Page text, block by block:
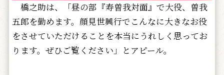
橋之助は、「昼の部『寿曽我対面』で大役、曽我
五郎を勤めます。顔見世興行でこんなに大きなお役
をさせていただけることを本当にうれしく思ってお
ります。ぜひご覧ください」とアピール。